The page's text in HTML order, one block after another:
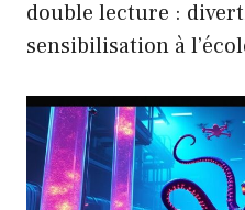
double lecture :
sensibilisation à